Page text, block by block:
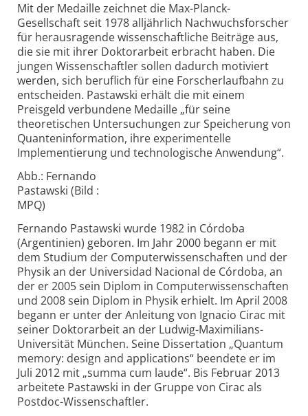
Mit der Medaille zeichnet die Max-Planck-
Gesellschaft seit 1978 alljährlich Nachwuchsforscher
für herausragende wissenschaftliche Beiträge aus,
die sie mit ihrer Doktorarbeit erbracht haben. Die
jungen Wissenschaftler sollen dadurch motiviert
werden, sich beruflich für eine Forscherlaufbahn zu
entscheiden. Pastawski erhält die mit einem
Preisgeld verbundene Medaille „für seine
theoretischen Untersuchungen zur Speicherung von
Quanteninformation, ihre experimentelle
Implementierung und technologische Anwendung“.
Abb.: Fernando
Pastawski (Bild :
MPQ)
Fernando Pastawski wurde 1982 in Córdoba
(Argentinien) geboren. Im Jahr 2000 begann er mit
dem Studium der Computerwissenschaften und der
Physik an der Universidad Nacional de Córdoba, an
der er 2005 sein Diplom in Computerwissenschaften
und 2008 sein Diplom in Physik erhielt. Im April 2008
begann er unter der Anleitung von Ignacio Cirac mit
seiner Doktorarbeit an der Ludwig-Maximilians-
Universität München. Seine Dissertation „Quantum
memory: design and applications“ beendete er im
Juli 2012 mit „summa cum laude“. Bis Februar 2013
arbeitete Pastawski in der Gruppe von Cirac als
Postdoc-Wissenschaftler.